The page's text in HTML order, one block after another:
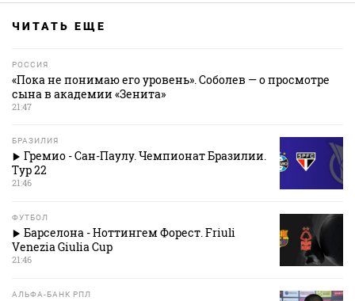
ЧИТАТЬ ЕЩЕ
РОССИЯ
«Пока не понимаю его уровень». Соболев — о просмотре
сына в академии «Зенита»
21:47
БРАЗИЛИЯ
Гремио - Сан-Паулу. Чемпионат Бразилии.
Тур 22
21:46
ФУТБОЛ
Барселона - Ноттингем Форест. Friuli
Venezia Giulia Cup
21:46
АЛЬФА-БАНК РПЛ